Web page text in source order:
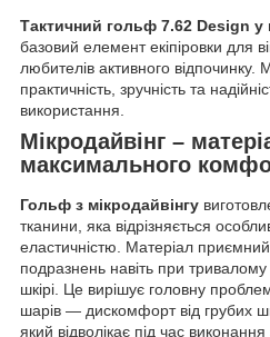
Тактичний гольф 7.62 Design у
базовий елемент екіпіровки для
любителів активного відпочинку.
практичність, зручність та
використання.
Мікродайвінг –
максимального
Гольф з мікродайвінгу
тканини, яка відрізняється
еластичністю. Матеріал
подразнень навіть при
шкірі. Це вирішує головну
шарів — дискомфорт від грубих
який відволікає під час